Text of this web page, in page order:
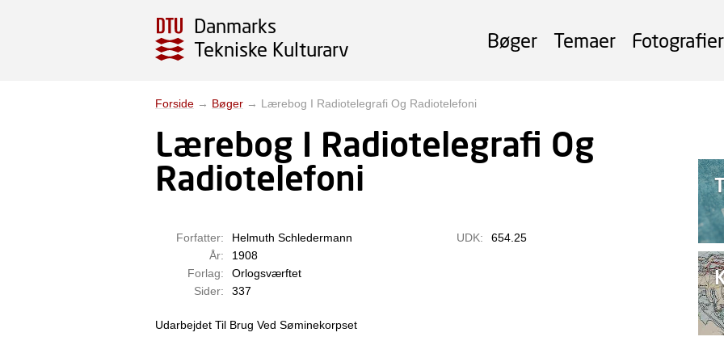
Danmarks
Tekniske Kulturarv
Bøger Temaer Fotografier
Forside → Bøger → Lærebog I Radiotelegrafi Og Radiotelefoni
Lærebog I Radiotelegrafi Og
Radiotelefoni
Forfatter:
Helmuth Schledermann
År:
1908
Forlag:
Orlogsværftet
Sider:
337
UDK: 654.25
Udarbejdet Til Brug Ved Søminekorpset